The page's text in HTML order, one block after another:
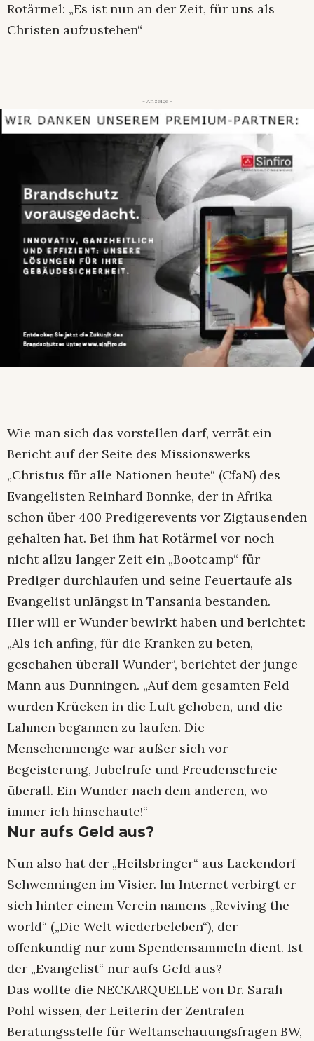
Rotärmel: „Es ist nun an der Zeit, für uns als
Christen aufzustehen“
- Anzeige -
Wie man sich das vorstellen darf, verrät ein
Bericht auf der Seite des Missionswerks
„Christus für alle Nationen heute“ (CfaN) des
Evangelisten Reinhard Bonnke, der in Afrika
schon über 400 Predigerevents vor Zigtausenden
gehalten hat. Bei ihm hat Rotärmel vor noch
nicht allzu langer Zeit ein „Bootcamp“ für
Prediger durchlaufen und seine Feuertaufe als
Evangelist unlängst in Tansania bestanden.
Hier will er Wunder bewirkt haben und berichtet:
„Als ich anfing, für die Kranken zu beten,
geschahen überall Wunder“, berichtet der junge
Mann aus Dunningen. „Auf dem gesamten Feld
wurden Krücken in die Luft gehoben, und die
Lahmen begannen zu laufen. Die
Menschenmenge war außer sich vor
Begeisterung, Jubelrufe und Freudenschreie
überall. Ein Wunder nach dem anderen, wo
immer ich hinschaute!“
Nur aufs Geld aus?
Nun also hat der „Heilsbringer“ aus Lackendorf
Schwenningen im Visier. Im Internet verbirgt er
sich hinter einem Verein namens „Reviving the
world“ („Die Welt wiederbeleben“), der
offenkundig nur zum Spendensammeln dient. Ist
der „Evangelist“ nur aufs Geld aus?
Das wollte die NECKARQUELLE von Dr. Sarah
Pohl wissen, der Leiterin der Zentralen
Beratungsstelle für Weltanschauungsfragen BW,